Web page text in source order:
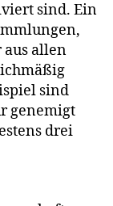
sind. Ein
allen
sind
genemigt
drei